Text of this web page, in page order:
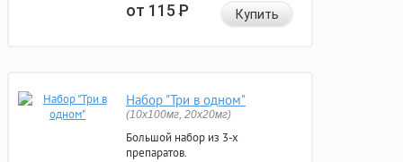
от 115Р Купить
Набор "Три в одном"
(10x100мг, 20x20мг)
Большой набор из 3-х
препаратов.